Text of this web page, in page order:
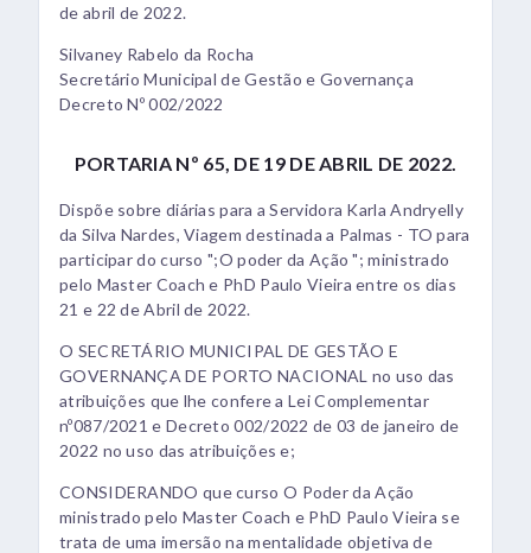
de abril de 2022.
Silvaney Rabelo da Rocha
Secretário Municipal de Gestão e Governança
Decreto Nº 002/2022
PORTARIA Nº 65, DE 19 DE ABRIL DE 2022.
Dispõe sobre diárias para a Servidora Karla Andryelly
da Silva Nardes, Viagem destinada a Palmas - TO para
participar do curso ";O poder da Ação "; ministrado
pelo Master Coach e PhD Paulo Vieira entre os dias
21 e 22 de Abril de 2022.
O SECRETÁRIO MUNICIPAL DE GESTÃO E
GOVERNANÇA DE PORTO NACIONAL no uso das
atribuições que lhe confere a Lei Complementar
nº087/2021 e Decreto 002/2022 de 03 de janeiro de
2022 no uso das atribuições e;
CONSIDERANDO que curso O Poder da Ação
ministrado pelo Master Coach e PhD Paulo Vieira se
trata de uma imersão na mentalidade objetiva de